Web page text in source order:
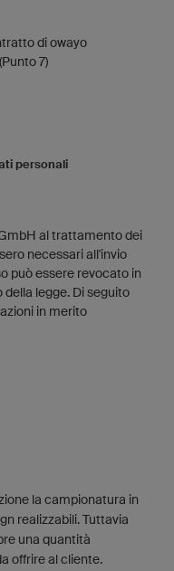
di owayo
7)
personali
al trattamento dei
necessari all'invio
può essere revocato in
legge. Di seguito
in merito
la campionatura in
realizzabili. Tuttavia
una quantità
offrire al cliente.